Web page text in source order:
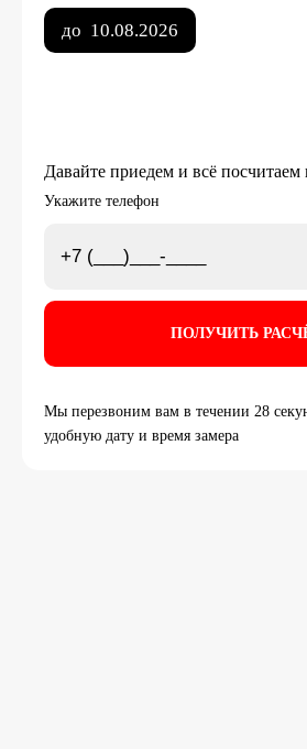
до 10.08.2026
Давайте приедем и всё посчитаем
Укажите телефон
Мы перезвоним вам в течении 28
удобную дату и время замера